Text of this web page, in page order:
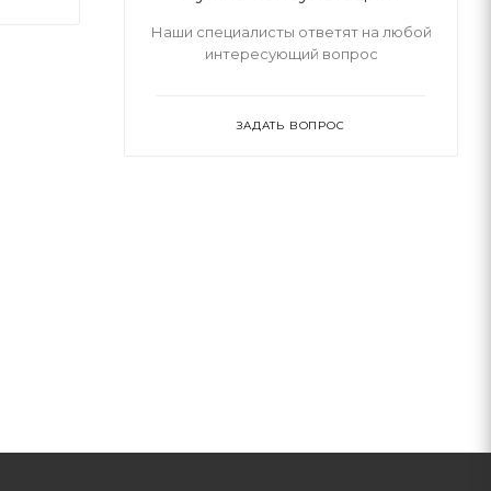
Наши специалисты ответят на любой
интересующий вопрос
ЗАДАТЬ ВОПРОС